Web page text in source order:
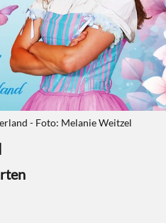
- Foto: Melanie Weitzel